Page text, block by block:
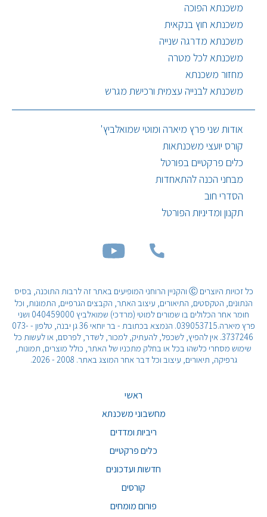
משכנתא הפוכה
משכנתא חוץ בנקאית
משכנתא מדרגה שנייה
משכנתא לכל מטרה
מחזור משכנתא
משכנתא לבנייה עצמית ורכישת מגרש
אודות שני פרץ מיארה ומוטי שמואלביץ'
קורס יועצי משכנתאות
כלים פרקטיים בפורטל
מבחני הכנה להתאחדות
הסדרי חוב
תקנון ומדיניות הפורטל
כל זכויות היוצרים Ⓒ והקניין הרוחני המופיעים באתר זה לרבות התוכנה, בסיס
הנתונים, הטקסטים, התיאורים, עיצוב האתר, הקבצים הגרפיים, התמונות, וכל
חומר אחר הכלולים בו שמורים למוטי (מרדכי) שמואלביץ 040459000 ושני
פרץ מיארה.039053715. הנמצא בכתובת - בר יוחאי 36 גן יבנה, טלפון - 073-
3737246. אין להפיץ, לשכפל, להעתיק, למכור, לשדר, לפרסם, או לעשות כל
שימוש מסחרי כלשהו בכל או בחלק מתכניו של האתר, כולל מוצרים, תמונות,
גרפיקה, תיאורים, עיצוב וכל דבר אחר המוצג באתר. 2008 - 2026.
ראשי
מחשבוני משכנתא
ריביות ומדדים
כלים פרקטיים
חדשות ועדכונים
קורסים
פורום מומחים